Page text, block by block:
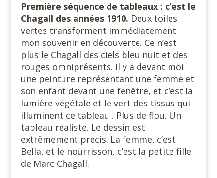
Première séquence de tableaux : c’est le
Chagall des années 1910. Deux toiles
vertes transforment immédiatement
mon souvenir en découverte. Ce n’est
plus le Chagall des ciels bleu nuit et des
rouges omniprésents. Il y a devant moi
une peinture représentant une femme et
son enfant devant une fenêtre, et c’est la
lumière végétale et le vert des tissus qui
illuminent ce tableau . Plus de flou. Un
tableau réaliste. Le dessin est
extrêmement précis. La femme, c’est
Bella, et le nourrisson, c’est la petite fille
de Marc Chagall.